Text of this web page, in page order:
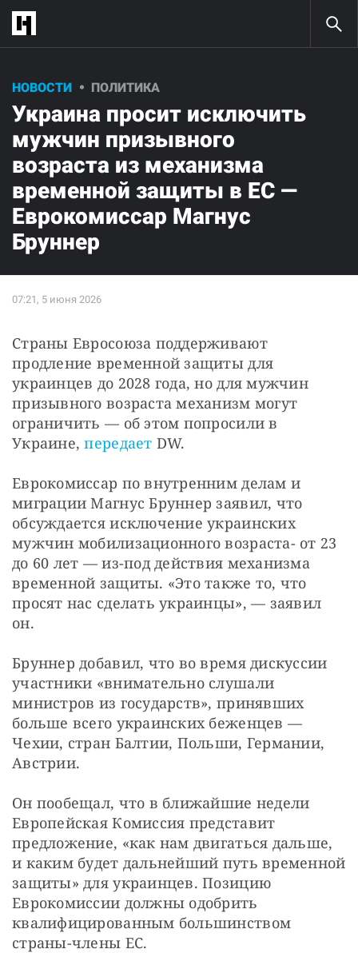
НОВОСТИ ПОЛИТИКА
Украина просит исключить
мужчин призывного
возраста из механизма
временной защиты в ЕС —
Еврокомиссар Магнус
Бруннер
Страны Евросоюза поддерживают
продление временной защиты для
украинцев до 2028 года, но для мужчин
призывного возраста механизм могут
ограничить — об этом попросили в
Украине, передает DW.
Еврокомиссар по внутренним делам и
миграции Магнус Бруннер заявил, что
обсуждается исключение украинских
мужчин мобилизационного возраста- от 23
до 60 лет — из-под действия механизма
временной защиты. «Это также то, что
просят нас сделать украинцы», — заявил
он.
Бруннер добавил, что во время дискуссии
участники «внимательно слушали
министров из государств», принявших
больше всего украинских беженцев —
Чехии, стран Балтии, Польши, Германии,
Австрии.
Он пообещал, что в ближайшие недели
Европейская Комиссия представит
предложение, «как нам двигаться дальше,
и каким будет дальнейший путь временной
защиты» для украинцев. Позицию
Еврокомиссии должны одобрить
квалифицированным большинством
страны-члены ЕС.